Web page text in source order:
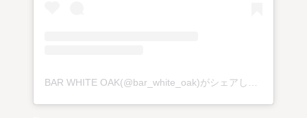
BAR WHITE OAK(@bar_white_oak)がシェアした投稿